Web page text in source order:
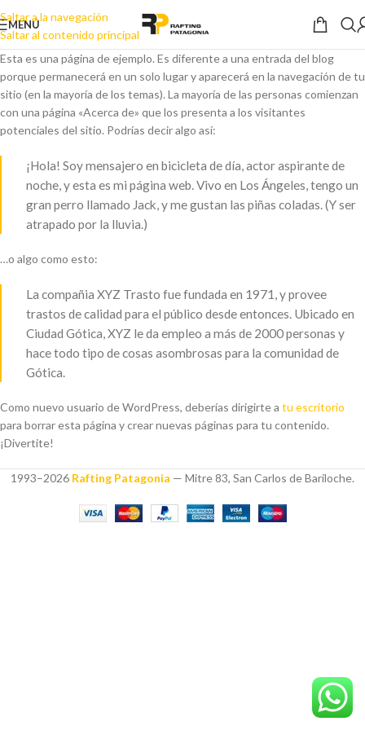
Saltar a la navegación
Saltar al contenido principal
MENÚ
Esta es una página de ejemplo. Es diferente a una entrada del blog
porque permanecerá en un solo lugar y aparecerá en la navegación de tu
sitio (en la mayoría de los temas). La mayoría de las personas comienzan
con una página «Acerca de» que los presenta a los visitantes
potenciales del sitio. Podrías decir algo así:
¡Hola! Soy mensajero en bicicleta de día, actor aspirante de
noche, y esta es mi página web. Vivo en Los Ángeles, tengo un
gran perro llamado Jack, y me gustan las piñas coladas. (Y ser
atrapado por la lluvia.)
…o algo como esto:
La compañia XYZ Trasto fue fundada en 1971, y provee
trastos de calidad para el público desde entonces. Ubicado en
Ciudad Gótica, XYZ le da empleo a más de 2000 personas y
hace todo tipo de cosas asombrosas para la comunidad de
Gótica.
Como nuevo usuario de WordPress, deberías dirigirte a tu escritorio
para borrar esta página y crear nuevas páginas para tu contenido.
¡Divertite!
1993–2026 Rafting Patagonia — Mitre 83, San Carlos de Bariloche.